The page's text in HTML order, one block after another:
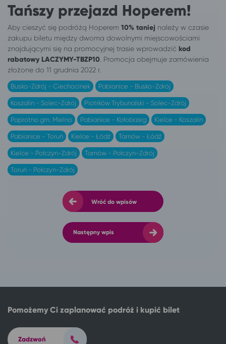
Tańszy przejazd Hoperem!
Aby cieszyć się podróżą Hoperem 10% taniej należy w czasie
zakupu biletu między dwoma dowolnymi miejscowościami
znajdującymi się na promocyjnej trasie wprowadzić kod
rabatowy LACZYMY-TBZP10 . Promocja obejmuje zamówienia
złożone do 11 grudnia 2022 r.
Busko-Zdrój - Ciechocinek Pabianice - Busko-Zdrój
Koszalin - Solec-Zdrój Piotrków Trybunalski - Solec-Zdrój
Paprotno gm. Mielno Pabianice - Kołobrzeg Kielce - Koszalin
Pabianice - Toruń Kielce - Łódź Tarnów - Łódź
Kielce - Połczyn-Zdrój Tarnów - Połczyn-Zdrój
Toruń - Połczyn-Zdrój
Wróć do wpisów
Następny wpis
Pomożemy Ci zaplanować podróż i kupić bilet
Zadzwoń